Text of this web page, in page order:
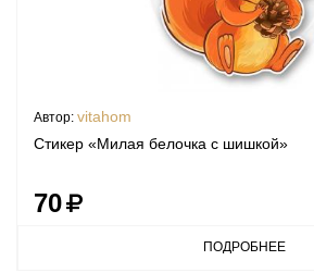
Автор: vitahom
Стикер «Милая белочка с шишкой»
70
ПОДРОБНЕЕ